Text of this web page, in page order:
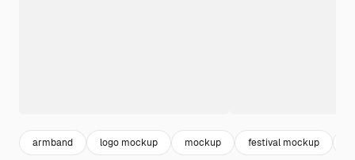
armband logo mockup mockup festival mockup